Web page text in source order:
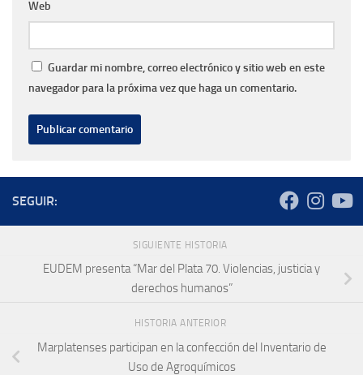
Web
Guardar mi nombre, correo electrónico y sitio web en este
navegador para la próxima vez que haga un comentario.
SEGUIR:
SIGUIENTE HISTORIA
EUDEM presenta “Mar del Plata 70. Violencias, justicia y
derechos humanos”
HISTORIA ANTERIOR
Marplatenses participan en la confección del Inventario de
Uso de Agroquímicos